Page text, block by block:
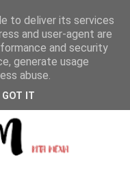
to deliver its services
and user-agent are
and security
generate usage
abuse.
GOT IT